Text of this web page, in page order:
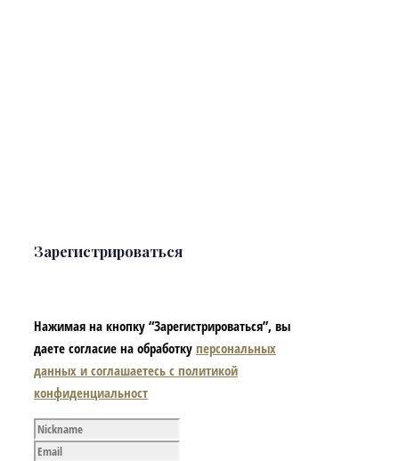
Зарегистрироваться
Нажимая на кнопку “Зарегистрироваться”, вы
даете согласие на обработку персональных
данных и соглашаетесь с политикой
конфиденциальност